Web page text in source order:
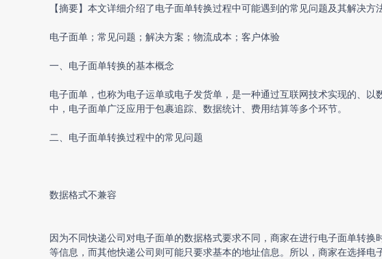
【摘要】本文详细介绍了电子面单转换过程中可能遇到的常见问题及其解决方
电子面单；常见问题；解决方案；物流成本；客户体验
一、 电子面单转换的基本概念
电子面单，也称为电子运单或电子发货单，是一种通过互联网技术实现的、
中，电子面单广泛应用于包裹追踪、数据统计、费用结算等多个环节。
二、 电子面单转换过程中的常见问题
数据格式不兼容
因为不同快递公司对电子面单的数据格式要求不同，商家在进行电子面单转换
等信息，而其他快递公司则可能只要求基本的地址信息。所以，商家在选择